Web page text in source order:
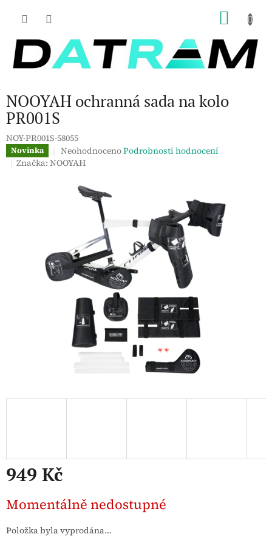
NOOYAH ochranná sada na kolo
PR001S
NOY-PR001S-58055
Novinka
Průměrné
hodnocení
hvězdiček.
NeohodnocenoPodrobnosti hodnocení
Značka:NOOYAH
949 Kč
cena:
Momentálně nedostupné
Položka byla vyprodána…